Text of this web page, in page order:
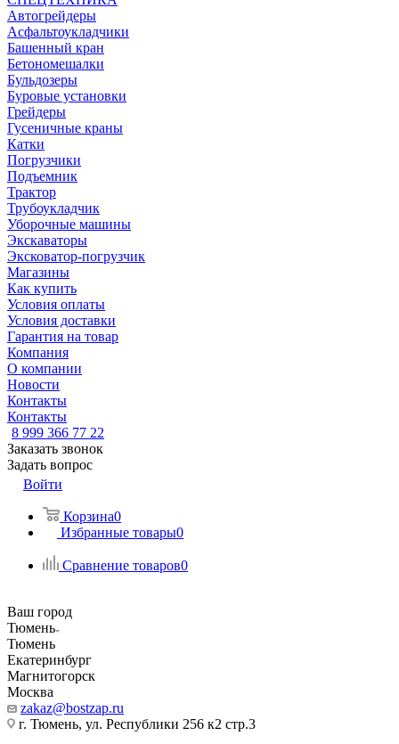
Автогрейдеры
Асфальтоукладчики
Башенный кран
Бетономешалки
Бульдозеры
Буровые установки
Грейдеры
Гусеничные краны
Катки
Погрузчики
Подъемник
Трактор
Трубоукладчик
Уборочные машины
Экскаваторы
Эксковатор-погрузчик
Магазины
Как купить
Условия оплаты
Условия доставки
Гарантия на товар
Компания
О компании
Новости
Контакты
Контакты
8 999 366 77 22
Заказать звонок
Задать вопрос
Войти
Корзина0
Избранные товары0
Сравнение товаров0
Ваш город
Тюмень
Тюмень
Екатеринбург
Магнитогорск
Москва
zakaz@bostzap.ru
г. Тюмень, ул. Республики 256 к2 стр.3